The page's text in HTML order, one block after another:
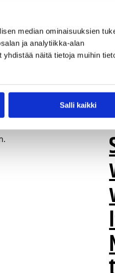
median ominaisuuksien
ja analytiikka-alan
näitä tietoja muihin
Salli kaikki
se hävisi